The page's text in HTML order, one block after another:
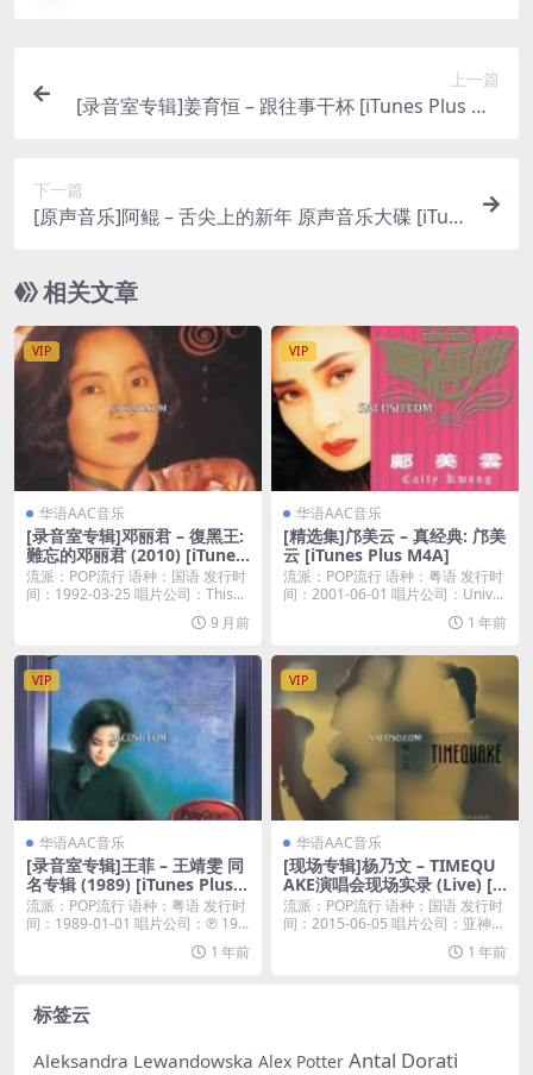
上一篇
[录音室专辑]姜育恒 – 跟往事干杯 [iTunes Plus M4
下一篇
[原声音乐]阿鲲 – 舌尖上的新年 原声音乐大碟 [iTun
相关文章
VIP
华语AAC音乐
[录音室专辑]邓丽君 – 復黑王:
難忘的邓丽君 (2010) [iTunes
Plus M4A]
流派：POP流行 语种：国语 发行时
间：1992-03-25 唱片公司：This...
9 月前
VIP
华语AAC音乐
[精选集]邝美云 – 真经典: 邝美
云 [iTunes Plus M4A]
流派：POP流行 语种：粤语 发行时
间：2001-06-01 唱片公司：Univ...
1 年前
VIP
华语AAC音乐
[录音室专辑]王菲 – 王靖雯 同
名专辑 (1989) [iTunes Plus
M4A]
流派：POP流行 语种：粤语 发行时
间：1989-01-01 唱片公司：℗ 19...
1 年前
VIP
华语AAC音乐
[现场专辑]杨乃文 – TIMEQU
AKE演唱会现场实录 (Live) [iT
unes Plus M4A]
流派：POP流行 语种：国语 发行时
间：2015-06-05 唱片公司：亚神音
1 年前
标签云
Aleksandra Lewandowska Alex Potter Antal Dorati